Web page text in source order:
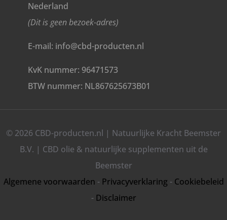
Nederland
(Dit is geen bezoek-adres)
E-mail: info@cbd-producten.nl
KvK nummer: 96471573
BTW nummer: NL867625673B01
© 2026 CBD-producten.nl | Natuurlijke Kracht Beemster
B.V. | CBD olie & natuurlijke supplementen uit de
Beemster
Algemene voorwaarden - Privacyverklaring - Cookiebeleid
- Disclaimer